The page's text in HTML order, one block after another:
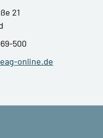
21
500
online.de